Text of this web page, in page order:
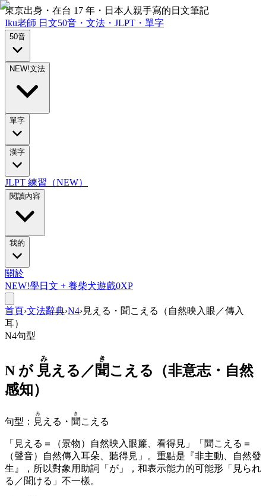
東京出身・在台 17 年・日本人親手寫的日文筆記
Iku老師 日文50音・文法・JLPT・單字
50音
NEW!文法
單字
漢字
JLPT 練習（NEW）
閱讀內容
我的
關於
NEW!學日文 + 養柴犬遊戲0XP
首頁›文法辭典›N4›見える・聞こえる（自然映入眼／傳入
耳）
N4句型
N が 見
み
える／聞
き
こえる
（非意志・自然
感知）
句型 ： 見
み
える・ 聞
き
こえる
「見える＝（景物）自然映入眼簾、看得見」「聞こえる＝
（聲音）自然傳入耳朵、聽得見」。重點是『非主動、自然發
生』，所以對象用助詞「が」，和表示能力的可能形「見られ
る／聞ける」不一樣。